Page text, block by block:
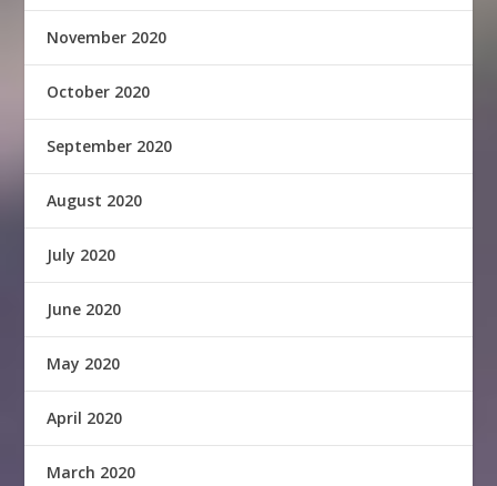
November 2020
October 2020
September 2020
August 2020
July 2020
June 2020
May 2020
April 2020
March 2020